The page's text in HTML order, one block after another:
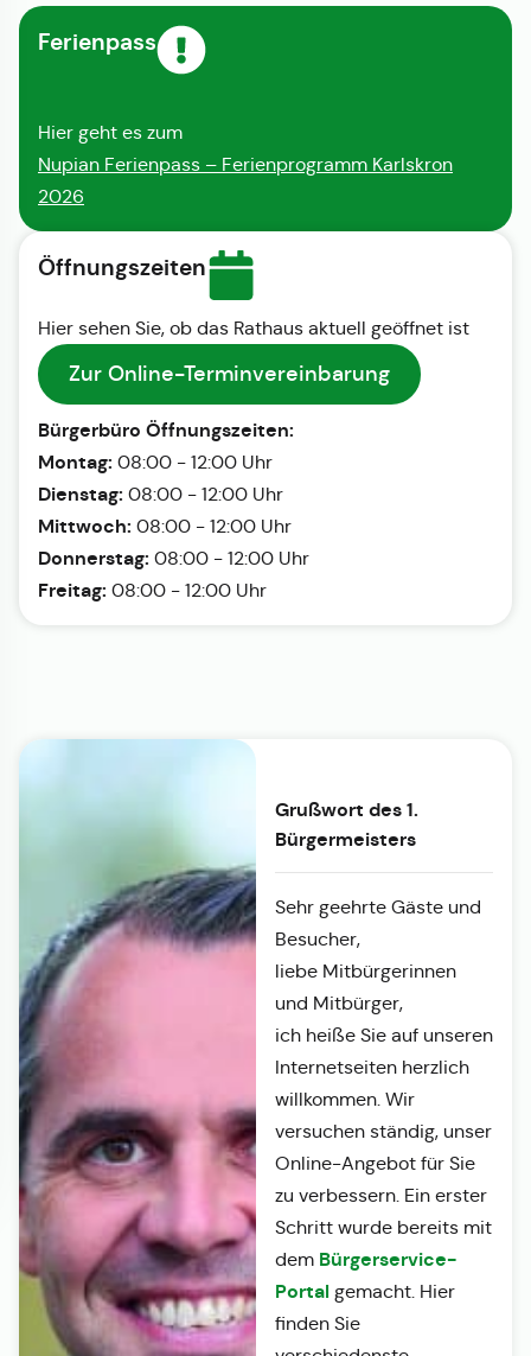
Ferienpass
Hier geht es zum
Nupian Ferienpass – Ferienprogramm Karlskron
2026
Öffnungszeiten
Hier sehen Sie, ob das Rathaus aktuell geöffnet ist
Zur Online-Terminvereinbarung
Bürgerbüro Öffnungszeiten:
Montag: 08:00 - 12:00 Uhr
Dienstag: 08:00 - 12:00 Uhr
Mittwoch: 08:00 - 12:00 Uhr
Donnerstag: 08:00 - 12:00 Uhr
Freitag: 08:00 - 12:00 Uhr
Grußwort des 1.
Bürgermeisters
Sehr geehrte Gäste und
Besucher,
liebe Mitbürgerinnen
und Mitbürger,
ich heiße Sie auf unseren
Internetseiten herzlich
willkommen. Wir
versuchen ständig, unser
Online-Angebot für Sie
zu verbessern. Ein erster
Schritt wurde bereits mit
dem Bürgerservice-
Portalgemacht. Hier
finden Sie